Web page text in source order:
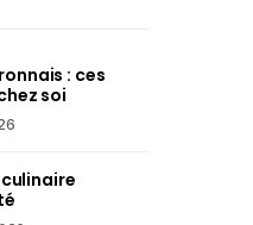
: ces
soi